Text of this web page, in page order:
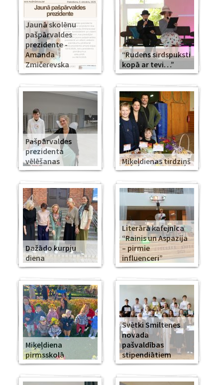
Jaunā skolēnu
pašpārvaldes
prezidente -
Amanda
Zmičerevska
“Rudens sirdspuksti
kopā ar tevi…”
Pašpārvaldes
prezidenta
vēlēšanas
Miķeļdienas tirdziņš
Dažādo kurpju
diena
Literārā kafejnīca
“Rainis un Aspazija
– pirmie
influenceri”
Miķeļdiena
pirmsskolā
Svētki Smiltenes
novada
pašvaldības
stipendiātiem